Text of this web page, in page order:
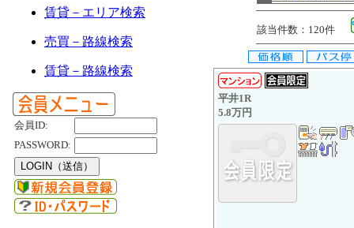
賃貸－エリア検索
売買－路線検索
賃貸－路線検索
会員ID:
PASSWORD:
該当件数：120件
平井1R
5.8万円